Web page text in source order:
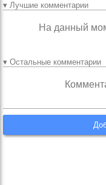
▾ Лучшие комментарии
На данный
▾ Остальные комментарии